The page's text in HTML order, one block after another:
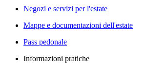
Negozi e servizi per l'estate
Mappe e documentazioni dell'estate
Pass pedonale
Informazioni pratiche